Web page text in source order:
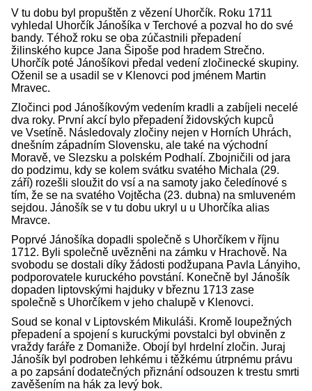
V tu dobu byl propuštěn z vězení Uhorčík. Roku 1711
vyhledal Uhorčík Jánošíka v Terchové a pozval ho do své
bandy. Téhož roku se oba zúčastnili přepadení
žilinského kupce Jana Šipoše pod hradem Strečno.
Uhorčík poté Jánošíkovi předal vedení zločinecké skupiny.
Oženil se a usadil se v Klenovci pod jménem Martin
Mravec.
Zločinci pod Jánošíkovým vedením kradli a zabíjeli necelé
dva roky. První akcí bylo přepadení židovských kupců
ve Vsetíně. Následovaly zločiny nejen v Horních Uhrách,
dnešním západním Slovensku, ale také na východní
Moravě, ve Slezsku a polském Podhalí. Zbojničili od jara
do podzimu, kdy se kolem svátku svatého Michala (29.
září) rozešli sloužit do vsí a na samoty jako čeledínové s
tím, že se na svatého Vojtěcha (23. dubna) na smluveném
sejdou. Jánošík se v tu dobu ukryl u u Uhorčíka alias
Mravce.
Poprvé Jánošíka dopadli společně s Uhorčíkem v říjnu
1712. Byli společně uvězněni na zámku v Hrachově. Na
svobodu se dostali díky žádosti podžupana Pavla Lányiho,
podporovatele kuruckého povstání. Konečně byl Jánošík
dopaden liptovskými hajduky v březnu 1713 zase
společně s Uhorčíkem v jeho chalupě v Klenovci.
Soud se konal v Liptovském Mikuláši. Kromě loupežných
přepadení a spojení s kuruckými povstalci byl obviněn z
vraždy faráře z Domaniže. Obojí byl hrdelní zločin. Juraj
Jánošík byl podroben lehkému i těžkému útrpnému právu
a po zapsání dodatečných přiznání odsouzen k trestu smrti
zavěšením na hák za levý bok.